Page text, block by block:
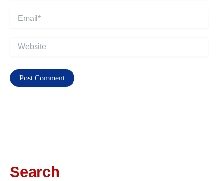
Email*
Website
Search